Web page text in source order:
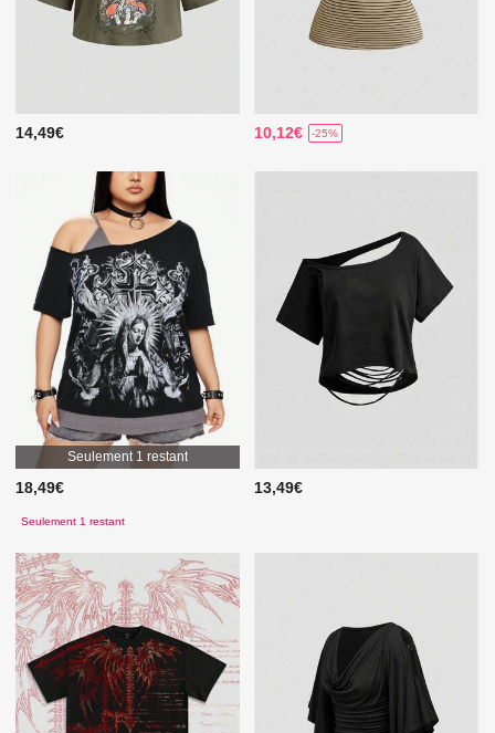
14,49€ 10,12€ -25%
Seulement 1 restant
18,49€
Seulement 1 restant
13,49€